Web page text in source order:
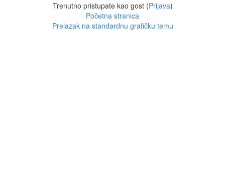
Trenutno pristupate kao gost (Prijava)
Početna stranica
Prelazak na standardnu grafičku temu